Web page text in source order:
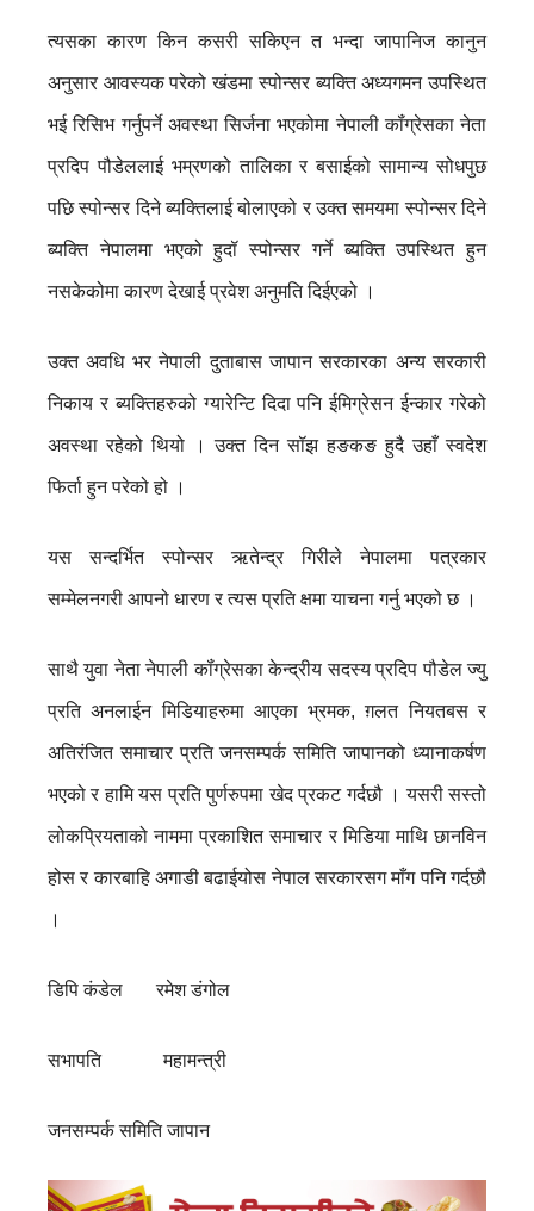
त्यसका कारण किन कसरी सकिएन त भन्दा जापानिज कानुन
अनुसार आवस्यक परेको खंडमा स्पोन्सर ब्यक्ति अध्यगमन उपस्थित
भई रिसिभ गर्नुपर्ने अवस्था सिर्जना भएकोमा नेपाली कॉंग्रेसका नेता
प्रदिप पौडेललाई भम्रणको तालिका र बसाईको सामान्य सोधपुछ
पछि स्पोन्सर दिने ब्यक्तिलाई बोलाएको र उक्त समयमा स्पोन्सर दिने
ब्यक्ति नेपालमा भएको हुदॉ स्पोन्सर गर्ने ब्यक्ति उपस्थित हुन
नसकेकोमा कारण देखाई प्रवेश अनुमति दिईएको ।
उक्त अवधि भर नेपाली दुताबास जापान सरकारका अन्य सरकारी
निकाय र ब्यक्तिहरुको ग्यारेन्टि दिदा पनि ईमिग्रेसन ईन्कार गरेको
अवस्था रहेको थियो । उक्त दिन सॉझ हङकङ हुदै उहाँ स्वदेश
फिर्ता हुन परेको हो ।
यस सन्दर्भित स्पोन्सर ऋतेन्द्र गिरीले नेपालमा पत्रकार
सम्मेलनगरी आपनो धारण र त्यस प्रति क्षमा याचना गर्नु भएको छ ।
साथै युवा नेता नेपाली कॉंग्रेसका केन्द्रीय सदस्य प्रदिप पौडेल ज्यु
प्रति अनलाईन मिडियाहरुमा आएका भ्रमक, ग़लत नियतबस र
अतिरंजित समाचार प्रति जनसम्पर्क समिति जापानको ध्यानाकर्षण
भएको र हामि यस प्रति पुर्णरुपमा खेद प्रकट गर्दछौ । यसरी सस्तो
लोकप्रियताको नाममा प्रकाशित समाचार र मिडिया माथि छानविन
होस र कारबाहि अगाडी बढाईयोस नेपाल सरकारसग माँग पनि गर्दछौ
।
डिपि कंडेल रमेश डंगोल
सभापति महामन्त्री
जनसम्पर्क समिति जापान